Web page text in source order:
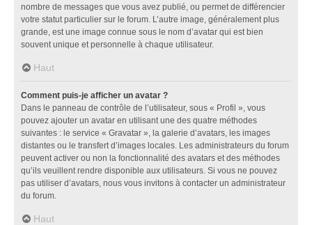
nombre de messages que vous avez publié, ou permet de différencier
votre statut particulier sur le forum. L’autre image, généralement plus
grande, est une image connue sous le nom d’avatar qui est bien
souvent unique et personnelle à chaque utilisateur.
Haut
Comment puis-je afficher un avatar ?
Dans le panneau de contrôle de l’utilisateur, sous « Profil », vous
pouvez ajouter un avatar en utilisant une des quatre méthodes
suivantes : le service « Gravatar », la galerie d’avatars, les images
distantes ou le transfert d’images locales. Les administrateurs du forum
peuvent activer ou non la fonctionnalité des avatars et des méthodes
qu’ils veuillent rendre disponible aux utilisateurs. Si vous ne pouvez
pas utiliser d’avatars, nous vous invitons à contacter un administrateur
du forum.
Haut